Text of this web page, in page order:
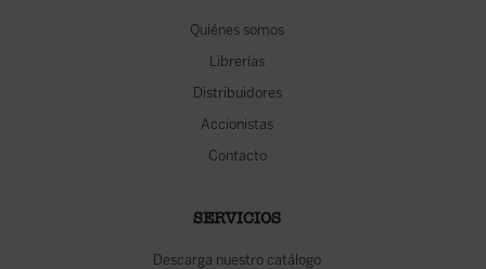
Quiénes somos
Librerías
Distribuidores
Accionistas
Contacto
SERVICIOS
Descarga nuestro catálogo